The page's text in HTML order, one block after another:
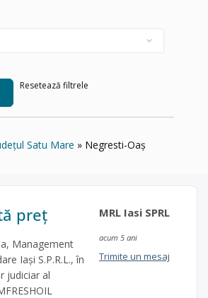
Resetează filtrele
Satu Mare Negresti-Oaș
preț
Management
Iaşi S.P.R.L., în
judiciar al
MRL Iasi SPRL
acum 5 ani
Trimite un mesaj